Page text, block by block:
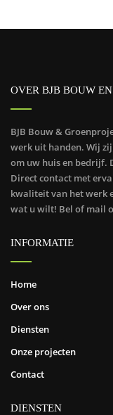
OVER BJB BOUW
BJB Bouw &
werk uit handen. Wij
om uw huis en bedrijf.
Direct contact met
kwaliteit van het werk
wat u wilt! Bel of mail
INFORMATIE
Home
Over ons
Diensten
Onze projecten
Contact
DIENSTEN